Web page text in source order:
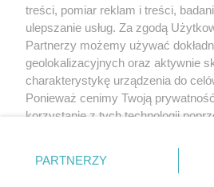
O nas
treści, pomiar reklam i treści,
ulepszanie usług. Za zgodą
Partnerzy możemy używać
geolokalizacyjnych oraz aktywnie
charakterystykę urządzenia do
Ponieważ cenimy Twoją
korzystanie z tych technologii
zmienić/wycofać klikając przycisk
znajdujący się w lewym dolnym
PARTNERZY